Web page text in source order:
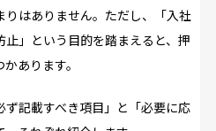
はありません。ただし、「入社
」という目的を踏まえると、押
あります。
ず記載すべき項目」と「必要に応